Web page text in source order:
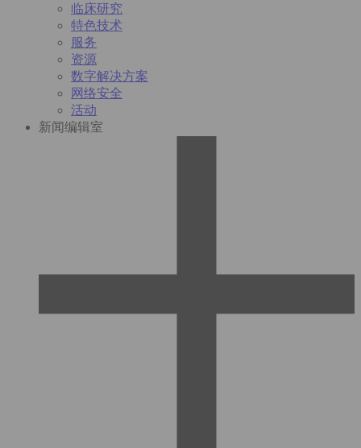
临床研究
特色技术
服务
资源
数字解决方案
网络安全
活动
新闻编辑室